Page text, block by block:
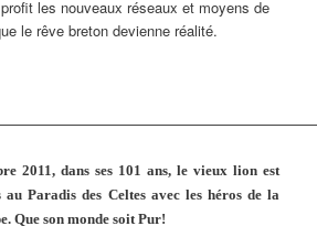
les nouveaux réseaux et moyens de
le rêve breton devienne réalité.
2011, dans ses 101 ans, le vieux lion est
Paradis des Celtes avec les héros de la
Que son monde soit Pur!